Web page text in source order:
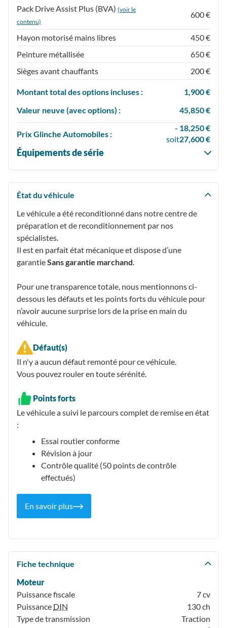
Pack Drive Assist Plus (BVA) (voir le
contenu)
600 €
Hayon motorisé mains libres
450 €
Peinture métallisée
650 €
Sièges avant chauffants
200 €
Montant total des options incluses :
1,900 €
Valeur neuve (avec options) :
45,850 €
Prix Glinche Automobiles :
- 18,250 €
soit27,600 €
Équipements de série
État du véhicule
Le véhicule a été reconditionné dans notre centre de
préparation et de reconditionnement par nos
spécialistes.
Il est en parfait état mécanique et dispose d’une
garantieSans garantie marchand.
Pour une transparence totale, nous mentionnons ci-
dessous les défauts et les points forts du véhicule pour
n’avoir aucune surprise lors de la prise en main du
véhicule.
Défaut(s)
Il n'y a aucun défaut remonté pour ce véhicule.
Vous pouvez rouler en toute sérénité.
Points forts
Le véhicule a suivi le parcours complet de remise en état
:
Essai routier conforme
Révision à jour
Contrôle qualité (50 points de contrôle
effectués)
En savoir plus
Fiche technique
Moteur
Puissance fiscale
7 cv
Puissance DIN
130 ch
Type de transmission
Traction